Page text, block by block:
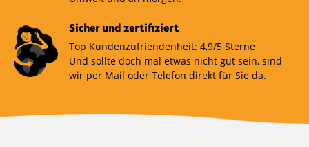
Sicher und zertifiziert
Top Kundenzufriendenheit: 4,9/5 Sterne
Und sollte doch mal etwas nicht gut sein, sind
wir per Mail oder Telefon direkt für Sie da.